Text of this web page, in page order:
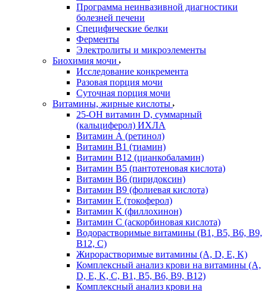
Программа неинвазивной диагностики
болезней печени
Специфические белки
Ферменты
Электролиты и микроэлементы
Биохимия мочи
Исследование конкремента
Разовая порция мочи
Суточная порция мочи
Витамины, жирные кислоты
25-OH витамин D, суммарный
(кальциферол) ИХЛА
Витамин А (ретинол)
Витамин В1 (тиамин)
Витамин В12 (цианкобаламин)
Витамин В5 (пантотеновая кислота)
Витамин В6 (пиридоксин)
Витамин В9 (фолиевая кислота)
Витамин Е (токоферол)
Витамин К (филлохинон)
Витамин С (аскорбиновая кислота)
Водорастворимые витамины (B1, B5, B6, В9,
В12, С)
Жирорастворимые витамины (A, D, E, K)
Комплексный анализ крови на витамины (A,
D, E, K, C, B1, B5, B6, В9, B12)
Комплексный анализ крови на